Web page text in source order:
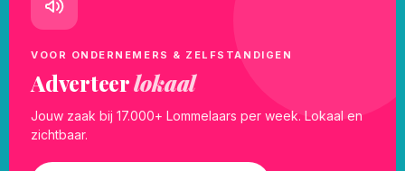
VOOR ONDERNEMERS & ZELFSTANDIGEN
Adverteerlokaal
Jouw zaak bij 17.000+ Lommelaars per week. Lokaal en
zichtbaar.